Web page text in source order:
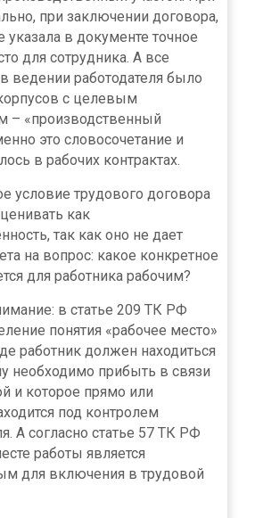
при заключении договора,
указала в документе точное
для сотрудника. А все
ведении работодателя было
с целевым
– «производственный
это словосочетание и
в рабочих контрактах.
условие трудового договора
как
так как оно не дает
на вопрос: какое конкретное
для работника рабочим?
в статье 209 ТК РФ
понятия «рабочее место»
работник должен находиться
необходимо прибыть в связи
и которое прямо или
под контролем
А согласно статье 57 ТК РФ
работы является
для включения в трудовой